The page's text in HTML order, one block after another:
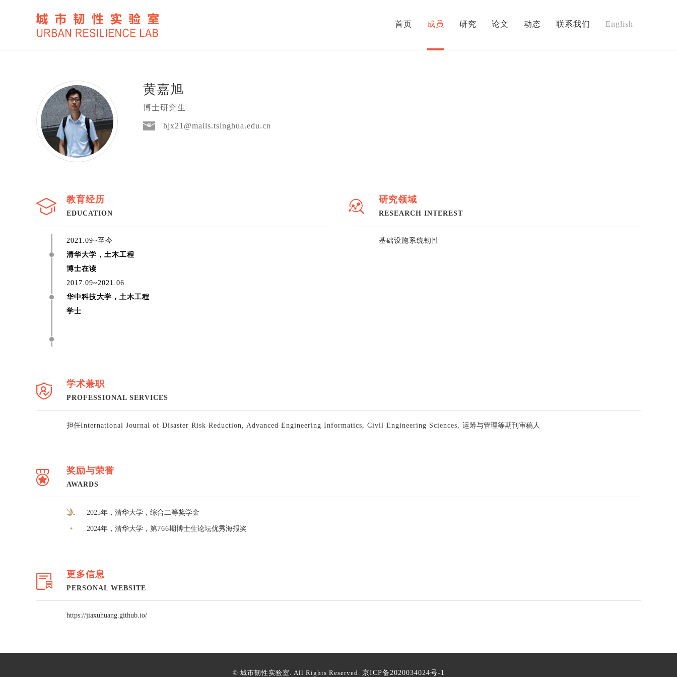
English
首页 成员 研究 论文 动态 联系我们
黄嘉旭
博士研究生
hjx21@mails.tsinghua.edu.cn
教育经历
EDUCATION
2021.09~至今
清华大学，土木工程
博士在读
2017.09~2021.06
华中科技大学，土木工程
学士
研究领域
RESEARCH INTEREST
基础设施系统韧性
学术兼职
PROFESSIONAL SERVICES
担任International Journal of Disaster Risk Reduction, Advanced Engineering Informatics, Civil Engineering Sciences, 运筹与管理等期刊审稿人
奖励与荣誉
AWARDS
2025年，清华大学，综合二等奖学金
2024年，清华大学，第766期博士生论坛优秀海报奖
更多信息
PERSONAL WEBSITE
https://jiaxuhuang.github.io/
© 城市韧性实验室. All Rights Reserved. 京ICP备2020034024号-1